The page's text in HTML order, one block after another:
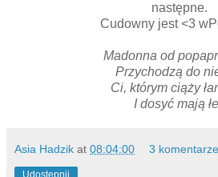
następne.
Cudowny jest <3
Madonna od
Przychodzą do
Ci, którym ciąży
I dosyć mają
Asia Hadzik at 08:04:00 3
Udostępnij